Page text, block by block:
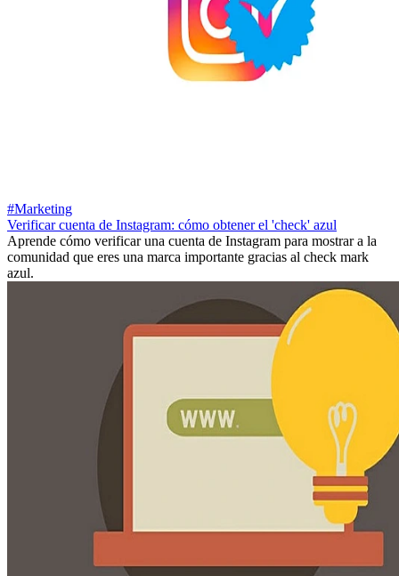
#Marketing
Verificar cuenta de Instagram: cómo obtener el 'check' azul
Aprende cómo verificar una cuenta de Instagram para mostrar a la
comunidad que eres una marca importante gracias al check mark
azul.